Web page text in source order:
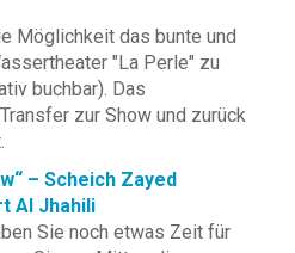
Möglichkeit das bunte und
"La Perle" zu
buchbar). Das
zur Show und zurück
– Scheich Zayed
Al Jhahili
Sie noch etwas Zeit für